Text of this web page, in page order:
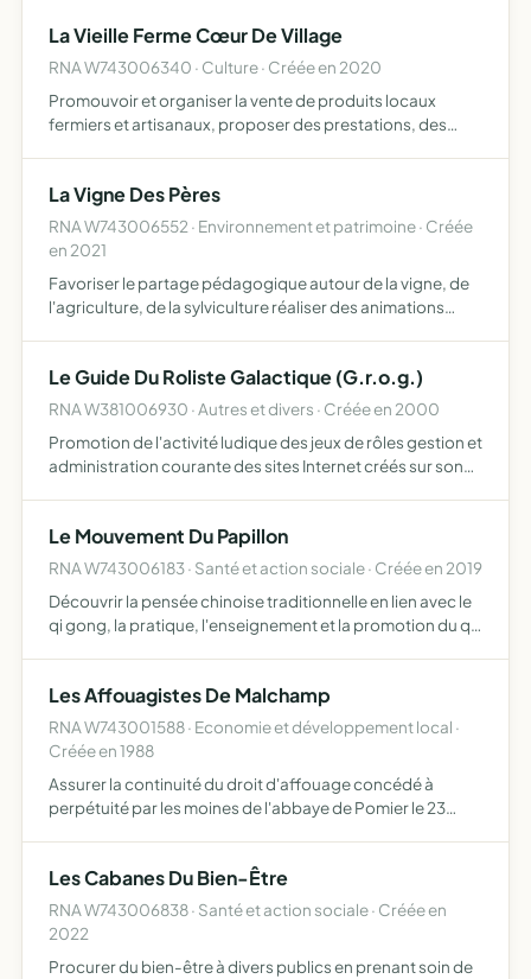
solidaire…
La Vieille Ferme Cœur De Village
RNA W743006340 · Culture · Créée en 2020
Promouvoir et organiser la vente de produits locaux
fermiers et artisanaux, proposer des prestations, des
l…
La Vigne Des Pères
RNA W743006552 · Environnement et patrimoine · Créée
en 2021
Favoriser le partage pédagogique autour de la vigne, de
l'agriculture, de la sylviculture réaliser des animations
Le Guide Du Roliste Galactique (G.r.o.g.)
RNA W381006930 · Autres et divers · Créée en 2000
Promotion de l'activité ludique des jeux de rôles gestion et
administration courante des sites Internet créés sur son
Le Mouvement Du Papillon
RNA W743006183 · Santé et action sociale · Créée en 2019
Découvrir la pensée chinoise traditionnelle en lien avec le
qi gong, la pratique, l'enseignement et la promotion du qi
Les Affouagistes De Malchamp
RNA W743001588 · Economie et développement local ·
Créée en 1988
Assurer la continuité du droit d'affouage concédé à
perpétuité par les moines de l'abbaye de Pomier le 23
qui es…
Les Cabanes Du Bien-Être
RNA W743006838 · Santé et action sociale · Créée en
2022
Procurer du bien-être à divers publics en prenant soin de